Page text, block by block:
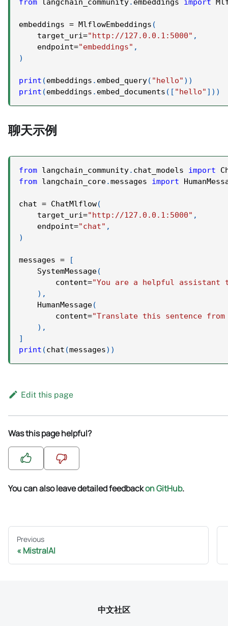
from langchain_community. embeddings import
embeddings = MlflowEmbeddings (
    target_uri
="http://127.0.0.1:5000" ,
    endpoint
="embeddings" ,
)
print (embeddings . embed_query( "hello" ) )
print (embeddings . embed_documents ( [ "hello" ] ) )
聊天示例
from langchain_community. chat_models import
from langchain_core.messages import
chat = ChatMlflow(
    target_uri
="http://127.0.0.1:5000" ,
    endpoint
="chat" ,
)
messages =
[
    SystemMessage
(
        content
="You are a helpful assistant
) ,
    HumanMessage
(
        content
="Translate this sentence
) ,
]
print (chat (messages) )
Edit this page
Was this page helpful?
You can also leave detailed feedbackon GitHub.
Previous
MistralAI
中文社区